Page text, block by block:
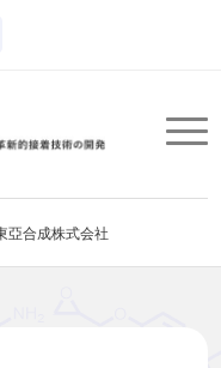
亞合成株式会社